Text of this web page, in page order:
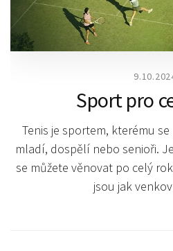
Sport pro
Tenis je sportem, kterému
mladí, dospělí nebo senioři.
se můžete věnovat po celý
jsou jak